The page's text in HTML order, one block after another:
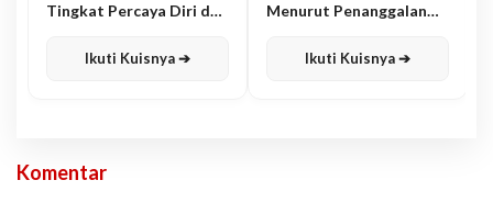
Tingkat Percaya Diri dan
Ikuti Kuisnya ➔
Menurut Penanggalan
Ikuti Kuisnya ➔
Komentar